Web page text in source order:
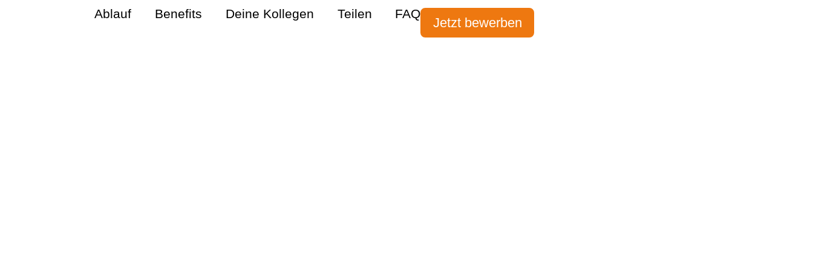
Ablauf Benefits Deine Kollegen Teilen FAQ
Jetzt bewerben